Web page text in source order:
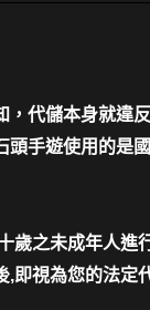
，代儲本身就違
頭手遊使用的是
歲之未成年人進
,即視為您的法定